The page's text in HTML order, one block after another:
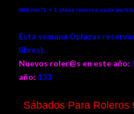
Witcher"). + 1 plaza reserva cada
Esta semana 0 plazas
libres).
Nuevos roler@s en este año:
año: 133
Sábados Para Roleros